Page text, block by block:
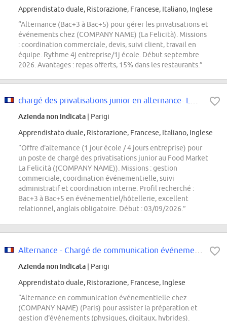
Apprendistato duale, Ristorazione, Francese, Italiano, Inglese
“Alternance (Bac+3 à Bac+5) pour gérer les privatisations et
événements chez (COMPANY NAME) (La Felicità). Missions
: coordination commerciale, devis, suivi client, travail en
équipe. Rythme 4j entreprise/1j école. Début septembre
2026. Avantages : repas offerts, 15% dans les restaurants.”
Azienda non indicata | Parigi
Apprendistato duale, Ristorazione, Francese, Italiano, Inglese
“Offre d'alternance (1 jour école / 4 jours entreprise) pour
un poste de chargé des privatisations junior au Food Market
La Felicità ((COMPANY NAME)). Missions : gestion
commerciale, coordination événementielle, suivi
administratif et coordination interne. Profil recherché :
Bac+3 à Bac+5 en événementiel/hôtellerie, excellent
relationnel, anglais obligatoire. Début : 03/09/2026.”
Azienda non indicata | Parigi
Apprendistato duale, Ristorazione, Francese, Inglese
“Alternance en communication événementielle chez
(COMPANY NAME) (Paris) pour assister la préparation et
gestion d'événements (physiques, digitaux, hybrides).